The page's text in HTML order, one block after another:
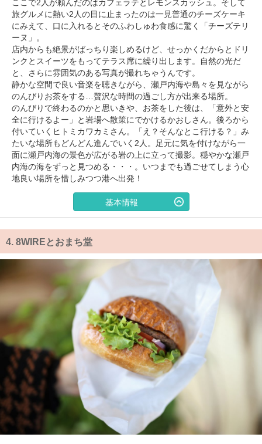
ここで2人が頼んだのはカフェラテとレモンスカッシュ。そして
旅グルメに熱い2人の目に止まったのは一見普通のチーズケーキ
にみえて、口に入れるとそのふわしゅわ食感に驚く「チーズテリ
ーヌ」。
店内からも絶景がばっちり楽しめるけど、せっかくだからとドリ
ンクとスイーツをもってテラス席に繰り出します。自然の光だ
と、さらに雰囲気のある写真が撮れちゃうんです。
静かな空間で良い音楽を聴きながら、瀬戸内海や島々を見ながら
のんびりお茶をする…贅沢な時間の過ごし方が出来る場所。
のんびりで終わるのかと思いきや、お茶をした後は、「意外と安
全に行けるよー」と岩場へ散策にでかけるかおしさん。後ろから
付いていくヒトミカワカミさん。「え？そんなとこ行ける？」み
たいな場所もどんどん進んでいく2人。足元に気を付けながら一
面に瀬戸内海の景色が広がる岩の上に立って撮影。穏やかな瀬戸
内海の海をずっと見つめる・・・。いつまでも過ごせてしまう心
地良い場所を惜しみつつ港へ出発！
基本情報
4. 8WIREとおまち堂